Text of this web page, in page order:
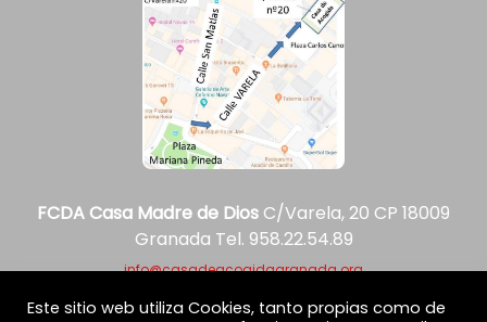
FCDA Casa Madre de Dios C/Varela, 20 CP 18009
Granada Tel. 958.22.54.89
info@casadeacogidagranada.org
Este sitio web utiliza Cookies, tanto propias como de